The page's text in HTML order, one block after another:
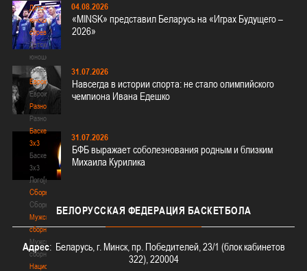
Детско-
юношеские
соревнования
Детско-
юношеские
соревнования
Еврокубки
Еврокубки
Разное
Разное
Баскетбол
3х3
Баскетбол
3х3
Лого[modid=121]
Сборные
Сборные
Мужские
сборные
Мужские
сборные
Национальная
04.08.2026
«MINSK» представил Беларусь на «Играх Будущего –
2026»
31.07.2026
Навсегда в истории спорта: не стало олимпийского
чемпиона Ивана Едешко
31.07.2026
БФБ выражает соболезнования родным и близким
Михаила Курилика
БЕЛОРУССКАЯ ФЕДЕРАЦИЯ БАСКЕТБОЛА
Адрес: Беларусь, г. Минск, пр. Победителей, 23/1 (блок кабинетов
322), 220004